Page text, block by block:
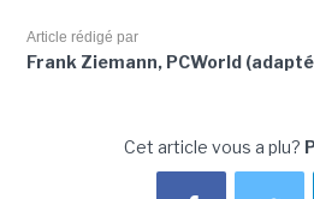
Article rédigé par
Frank Ziemann, PCWorld
Cet article vous a plu?